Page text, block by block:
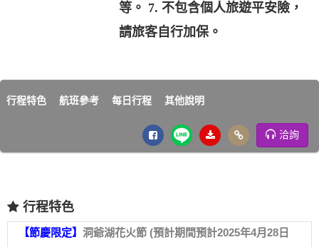
等。 7. 不包含個人旅遊平安險，
請旅客自行加保。
行程特色 航班參考 每日行程 其他說明
洽詢
行程特色
【節慶限定】 洞爺湖花火節 (預計期間預計2025年4月28日